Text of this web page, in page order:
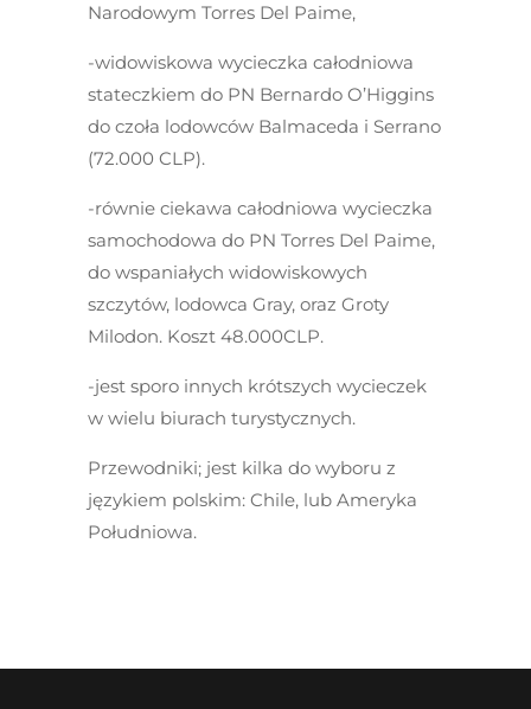
Narodowym Torres Del Paime,
-widowiskowa wycieczka całodniowa
stateczkiem do PN Bernardo O’Higgins
do czoła lodowców Balmaceda i Serrano
(72.000 CLP).
-równie ciekawa całodniowa wycieczka
samochodowa do PN Torres Del Paime,
do wspaniałych widowiskowych
szczytów, lodowca Gray, oraz Groty
Milodon. Koszt 48.000CLP.
-jest sporo innych krótszych wycieczek
w wielu biurach turystycznych.
Przewodniki; jest kilka do wyboru z
językiem polskim: Chile, lub Ameryka
Południowa.